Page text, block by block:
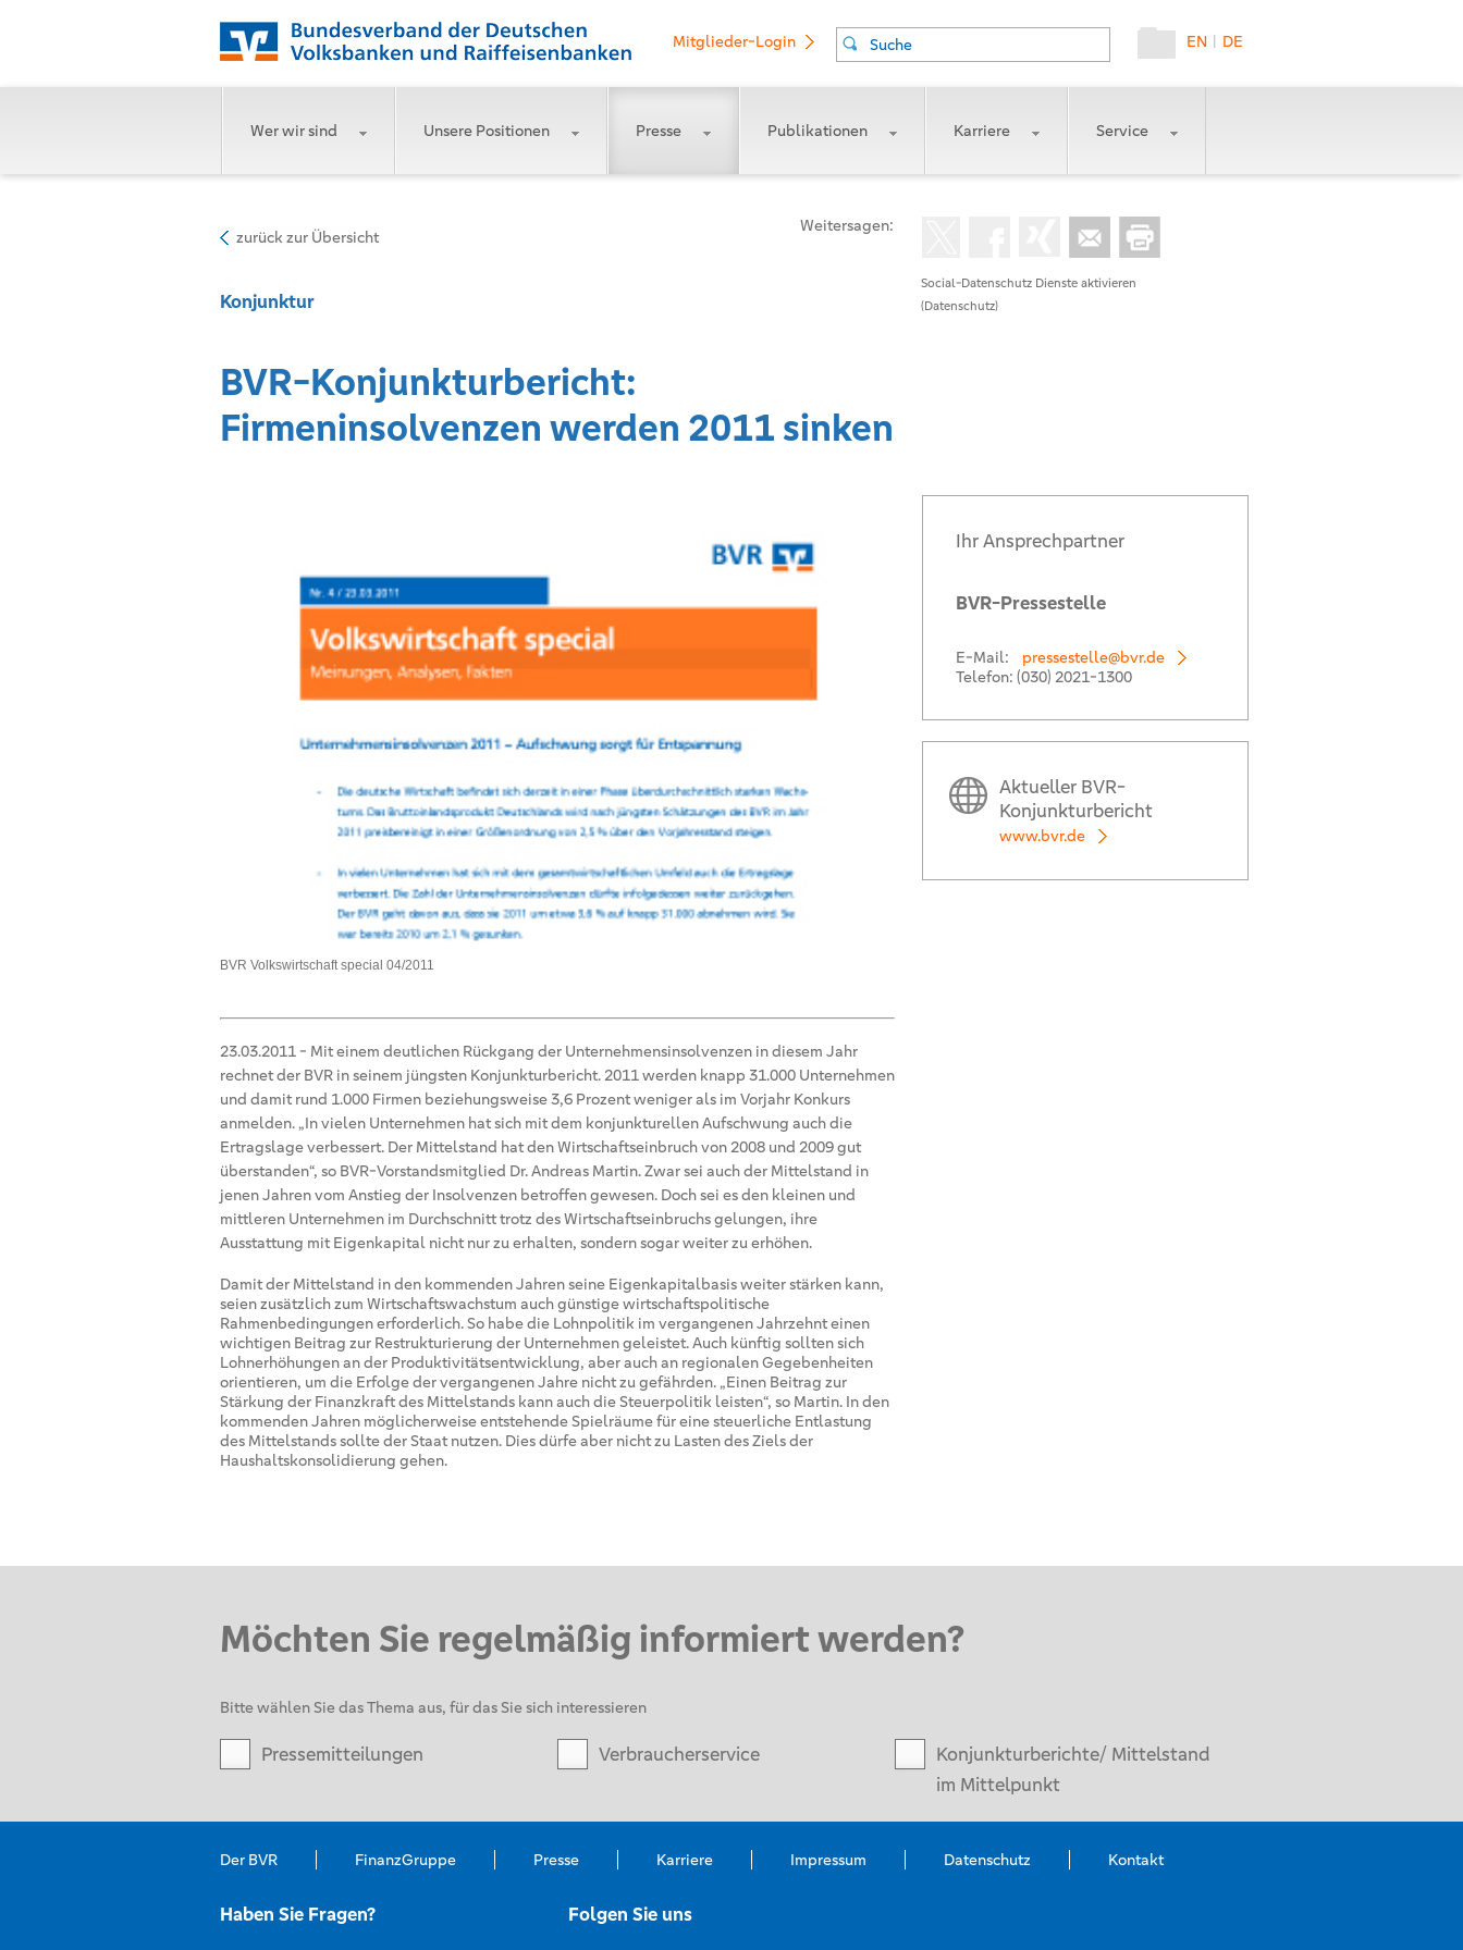
DE
|
EN
Suche
Mitglieder-Login
Wer wir sind Unsere Positionen Presse Publikationen Karriere Service
Social-Datenschutz Dienste aktivieren
(Datenschutz)
Weitersagen:
zurück zur Übersicht
Konjunktur
BVR-Konjunkturbericht:
Firmeninsolvenzen werden 2011 sinken
BVR Volkswirtschaft special 04/2011
23.03.2011 - Mit einem deutlichen Rückgang der Unternehmensinsolvenzen in diesem Jahr
rechnet der BVR in seinem jüngsten Konjunkturbericht. 2011 werden knapp 31.000 Unternehmen
und damit rund 1.000 Firmen beziehungsweise 3,6 Prozent weniger als im Vorjahr Konkurs
anmelden. „In vielen Unternehmen hat sich mit dem konjunkturellen Aufschwung auch die
Ertragslage verbessert. Der Mittelstand hat den Wirtschaftseinbruch von 2008 und 2009 gut
überstanden“, so BVR-Vorstandsmitglied Dr. Andreas Martin. Zwar sei auch der Mittelstand in
jenen Jahren vom Anstieg der Insolvenzen betroffen gewesen. Doch sei es den kleinen und
mittleren Unternehmen im Durchschnitt trotz des Wirtschaftseinbruchs gelungen, ihre
Ausstattung mit Eigenkapital nicht nur zu erhalten, sondern sogar weiter zu erhöhen.
Damit der Mittelstand in den kommenden Jahren seine Eigenkapitalbasis weiter stärken kann,
seien zusätzlich zum Wirtschaftswachstum auch günstige wirtschaftspolitische
Rahmenbedingungen erforderlich. So habe die Lohnpolitik im vergangenen Jahrzehnt einen
wichtigen Beitrag zur Restrukturierung der Unternehmen geleistet. Auch künftig sollten sich
Lohnerhöhungen an der Produktivitätsentwicklung, aber auch an regionalen Gegebenheiten
orientieren, um die Erfolge der vergangenen Jahre nicht zu gefährden. „Einen Beitrag zur
Stärkung der Finanzkraft des Mittelstands kann auch die Steuerpolitik leisten“, so Martin. In den
kommenden Jahren möglicherweise entstehende Spielräume für eine steuerliche Entlastung
des Mittelstands sollte der Staat nutzen. Dies dürfe aber nicht zu Lasten des Ziels der
Haushaltskonsolidierung gehen.
Ihr Ansprechpartner
BVR-Pressestelle
E-Mail:
pressestelle@bvr.de
Telefon: (030) 2021-1300
Aktueller BVR-
Konjunkturbericht
www.bvr.de
Möchten Sie regelmäßig informiert werden?
Bitte wählen Sie das Thema aus, für das Sie sich interessieren
Pressemitteilungen Verbraucherservice
Konjunkturberichte/ Mittelstand
im Mittelpunkt
Der BVR FinanzGruppe Presse Karriere Impressum Datenschutz Kontakt
Haben Sie Fragen? Folgen Sie uns